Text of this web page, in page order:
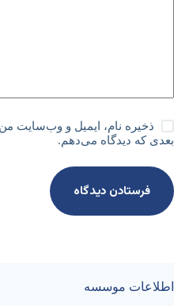
ذخیره نام، ایمیل و وب‌سایت
بعدی که دیدگاه می‌دهم.
فرستادن دیدگاه
اطلاعات موسسه